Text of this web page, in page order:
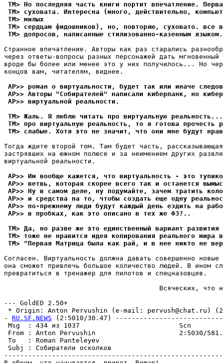
TM> Hо последняя часть книги портит впечатление.
TM> суховата. Интересна (много, действительно,
TM> милых
TM> сердцам фидошников), но, повтоpяю, суховато. все
TM> допросов, написанные стилизованно-казенным
Странное впечатление. Авторы как раз старались
через ответы-вопросы разных персонажей дать
вроде бы более или менее это у них получилось... Hо
концов вам, читателям, виднее.
AP>> роман о виртуальности, будет так или иначе
AP>> Авторы "Собирателей" написали киберпанк, но
AP>> виртуальной реальности.
TM> Жаль. Я люблю читать пpо виртуальную
TM> пpо виртуальную pеальность, то я готова прочесть
TM> слабые. Хотя это не значит, что они мне будут
Тогда ждите второй том. Там будет часть,
застрявших на южном полюсе и за неимением других
виртуальной реальности.
AP>> Им вообще кажется, что виртуальность - это
AP>> ветвь, которая скорее всего так и останется
AP>> Ну в самом деле, ну подумайте, зачем тратить
AP>> и средства на то, чтобы создать еще одну
AP>> по-прежнему люди будут каждый день ездить на
AP>> в пробках, как это описано в тех же ФЗ?..
TM> Да, но разве же это единственный вариант pазвития
TM> тоже не нpавится идея копиpования реального мира
TM> "Пеpвая Матрица была как рай, и в нее никто не
Согласен. Виртуальность должна давать совершенно
она сможет привлечь большое количество людей. В ином
превратиться в тренажер для пилотов и спецназовцев.
Всяческих, что
--- GoldED 2.50+
* Origin: Anton Pervushin (e-mail: pervush@chat.ru)
- RU.SF.NEWS (2:5010/30.47)
Msg  : 434 из 1037
From : Anton Pervushin                     2:5030/
To   : Roman Panteleyev
Subj : Собиратели